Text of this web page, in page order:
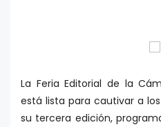
La Feria Editorial de la
está lista para cautivar a
su tercera edición,